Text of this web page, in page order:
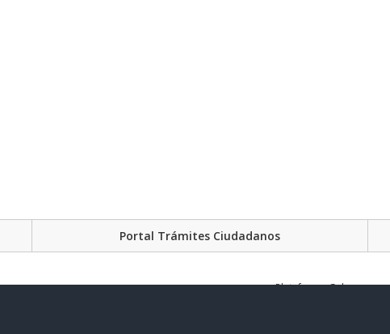
Portal Trámites Ciudadanos
Plataforma